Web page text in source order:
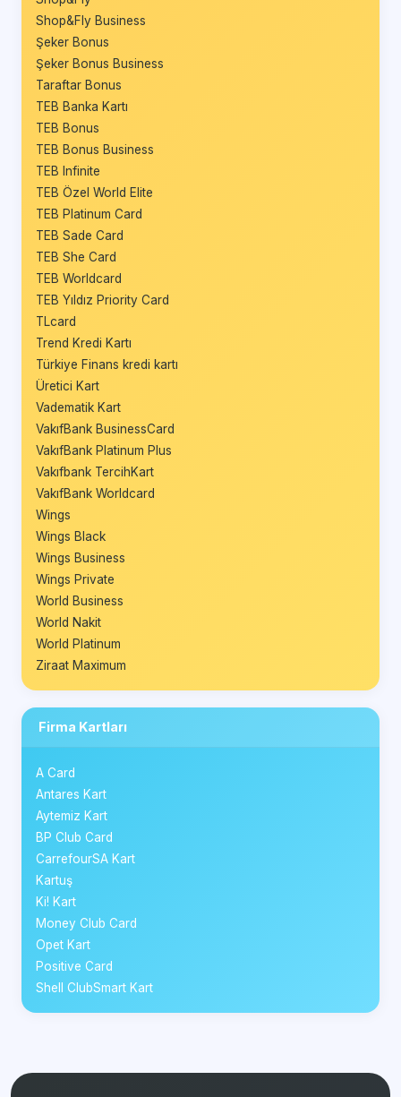
Shop&Fly Business
Şeker Bonus
Şeker Bonus Business
Taraftar Bonus
TEB Banka Kartı
TEB Bonus
TEB Bonus Business
TEB Infinite
TEB Özel World Elite
TEB Platinum Card
TEB Sade Card
TEB She Card
TEB Worldcard
TEB Yıldız Priority Card
TLcard
Trend Kredi Kartı
Türkiye Finans kredi kartı
Üretici Kart
Vadematik Kart
VakıfBank BusinessCard
VakıfBank Platinum Plus
Vakıfbank TercihKart
VakıfBank Worldcard
Wings
Wings Black
Wings Business
Wings Private
World Business
World Nakit
World Platinum
Ziraat Maximum
Firma Kartları
A Card
Antares Kart
Aytemiz Kart
BP Club Card
CarrefourSA Kart
Kartuş
Ki! Kart
Money Club Card
Opet Kart
Positive Card
Shell ClubSmart Kart